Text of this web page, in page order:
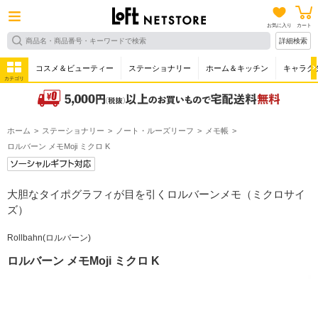
お気に入り カート
詳細検索
カテゴリ
コスメ＆ビューティー ステーショナリー ホーム＆キッチン キャラク
ホーム ステーショナリー ノート・ルーズリーフ
メモ帳
ロルバーン メモMoji ミクロ K
大胆なタイポグラフィが目を引くロルバーンメモ（ミクロサイ
ズ）
Rollbahn(ロルバーン)
ロルバーン メモMoji ミクロ K